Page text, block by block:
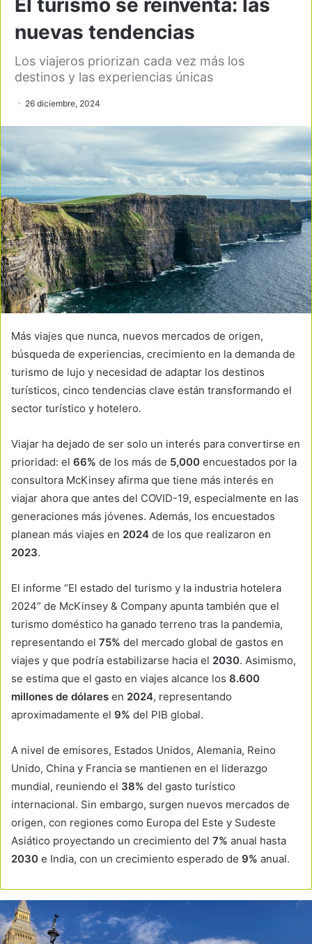
El turismo se reinventa: las
nuevas tendencias
Los viajeros priorizan cada vez más los
destinos y las experiencias únicas
26 diciembre, 2024
Más viajes que nunca, nuevos mercados de origen,
búsqueda de experiencias, crecimiento en la demanda de
turismo de lujo y necesidad de adaptar los destinos
turísticos, cinco tendencias clave están transformando el
sector turístico y hotelero.
Viajar ha dejado de ser solo un interés para convertirse en
prioridad: el 66% de los más de 5,000 encuestados por la
consultora McKinsey afirma que tiene más interés en
viajar ahora que antes del COVID-19, especialmente en las
generaciones más jóvenes. Además, los encuestados
planean más viajes en 2024 de los que realizaron en
2023.
El informe “El estado del turismo y la industria hotelera
2024” de McKinsey & Company apunta también que el
turismo doméstico ha ganado terreno tras la pandemia,
representando el 75% del mercado global de gastos en
viajes y que podría estabilizarse hacia el 2030. Asimismo,
se estima que el gasto en viajes alcance los 8.600
millones de dólares en 2024, representando
aproximadamente el 9% del PIB global.
A nivel de emisores, Estados Unidos, Alemania, Reino
Unido, China y Francia se mantienen en el liderazgo
mundial, reuniendo el 38% del gasto turístico
internacional. Sin embargo, surgen nuevos mercados de
origen, con regiones como Europa del Este y Sudeste
Asiático proyectando un crecimiento del 7% anual hasta
2030 e India, con un crecimiento esperado de 9% anual.